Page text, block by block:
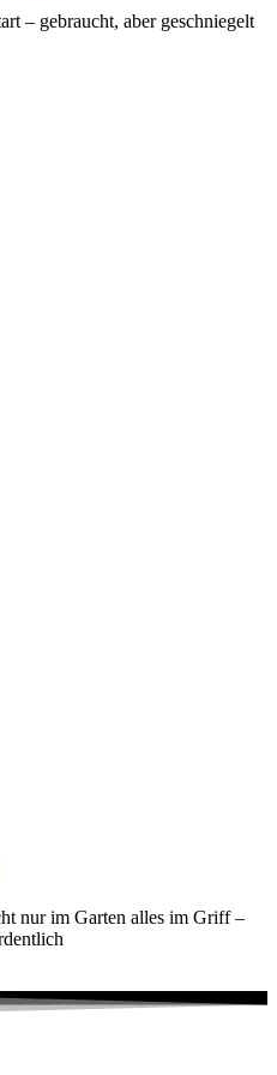
– gebraucht, aber geschniegelt
nur im Garten alles im Griff –